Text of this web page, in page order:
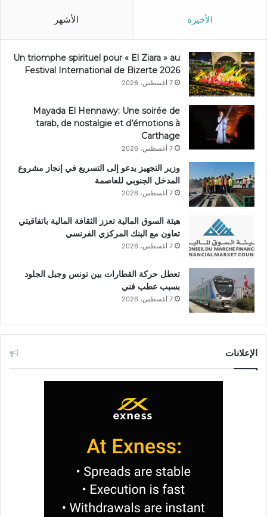
الأخيرة الأشهر
Un triomphe spirituel pour « El Ziara » au
Festival International de Bizerte 2026
7 أغسطس، 2026
Mayada El Hennawy: Une soirée de
tarab, de nostalgie et d’émotions à
Carthage
7 أغسطس، 2026
وزير التجهيز يدعو إلى التسريع في إنجاز مشروع
المدخل الجنوبي للعاصمة
7 أغسطس، 2026
هيئة السوق المالية تعزز الثقافة المالية باتفاقيتي
تعاون مع البنك المركزي الفرنسي
7 أغسطس، 2026
تعطل حركة القطارات بين تونس وجبل الجلود
بسبب عطب فني
7 أغسطس، 2026
الإعلانات